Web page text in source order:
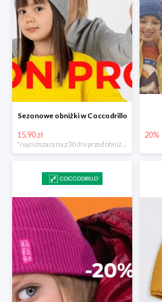
Sezonowe obniżki w Coccodrillo
15.90 zł 20%